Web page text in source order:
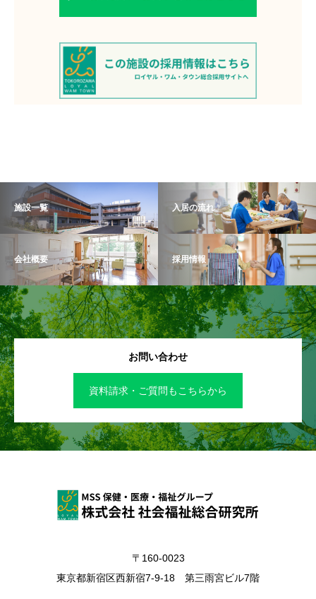
施設一覧 入居の流れ
会社概要 採用情報
お問い合わせ
資料請求・ご質問もこちらから
〒160-0023
東京都新宿区西新宿7-9-18 第三雨宮ビル7階